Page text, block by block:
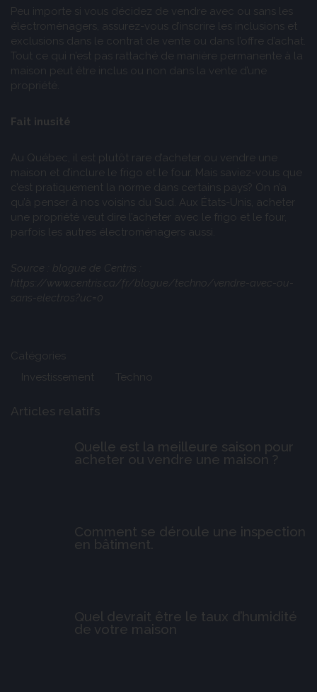
Peu importe si vous décidez de vendre avec ou sans les
électroménagers, assurez-vous d’inscrire les inclusions et
exclusions dans le contrat de vente ou dans l’offre d’achat.
Tout ce qui n’est pas rattaché de manière permanente à la
maison peut être inclus ou non dans la vente d’une
propriété.
Fait inusité
Au Québec, il est plutôt rare d’acheter ou vendre une
maison et d’inclure le frigo et le four. Mais saviez-vous que
c’est pratiquement la norme dans certains pays? On n’a
qu’à penser à nos voisins du Sud. Aux États-Unis, acheter
une propriété veut dire l’acheter avec le frigo et le four,
parfois les autres électroménagers aussi.
Source : blogue de Centris :
https://www.centris.ca/fr/blogue/techno/vendre-avec-ou-
sans-electros?uc=0
Catégories
Investissement
Techno
Articles relatifs
Quelle est la meilleure saison pour
acheter ou vendre une maison ?
Comment se déroule une inspection
en bâtiment.
Quel devrait être le taux d’humidité
de votre maison